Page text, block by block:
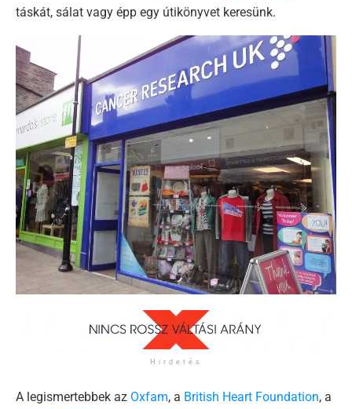
táskát, sálat vagy épp egy útikönyvet keresünk.
Hirdetés
A legismertebbek az Oxfam, a British Heart Foundation, a